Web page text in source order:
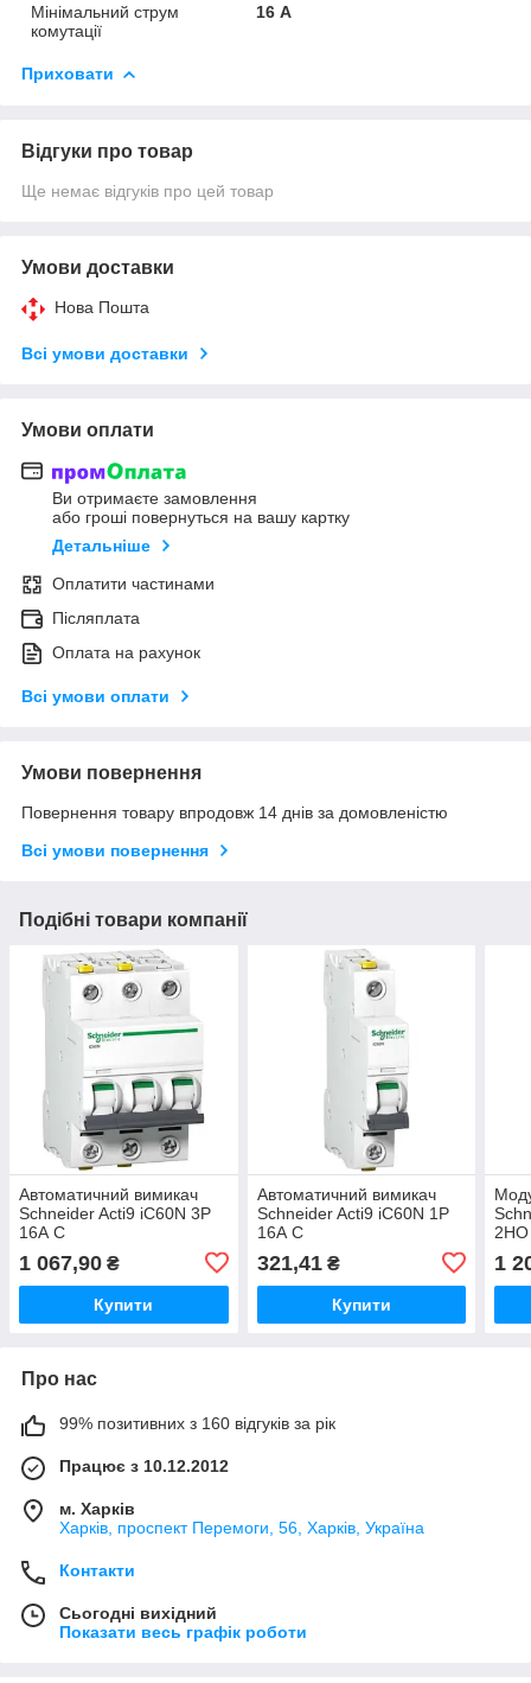
Мінімальний струм
комутації
16 А
Приховати
Відгуки про товар
Ще немає відгуків про цей товар
Умови доставки
Нова Пошта
Всі умови доставки
Умови оплати
Ви отримаєте замовлення
або гроші повернуться на вашу картку
Детальніше
Оплатити частинами
Післяплата
Оплата на рахунок
Всі умови оплати
Умови повернення
Повернення товару впродовж 14 днів за домовленістю
Всі умови повернення
Подібні товари компанії
Автоматичний вимикач
Schneider Acti9 iC60N 3Р
16А C
1 067,90 ₴
Купити
Автоматичний вимикач
Schneider Acti9 iC60N 1Р
16А C
321,41₴
Купити
2НО
1
Про нас
99% позитивних з 160 відгуків за рік
Працює з 10.12.2012
м. Харків
Харків, проспект Перемоги, 56, Харків, Україна
Контакти
Сьогодні вихідний
Показати весь графік роботи